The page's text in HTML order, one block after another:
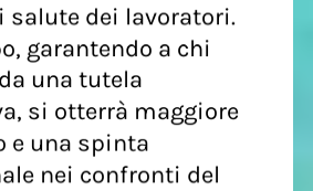
salute dei lavoratori.
garantendo a chi
una tutela
si otterrà maggiore
e una spinta
nei confronti del